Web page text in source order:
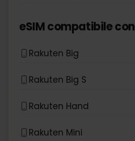
eSIM compatibile con
Rakuten Big
Rakuten Big S
Rakuten Hand
Rakuten Mini